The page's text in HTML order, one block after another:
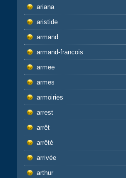
ariana
aristide
armand
armand-francois
armee
armes
armoiries
arrest
arrêt
arrêté
arrivée
arthur